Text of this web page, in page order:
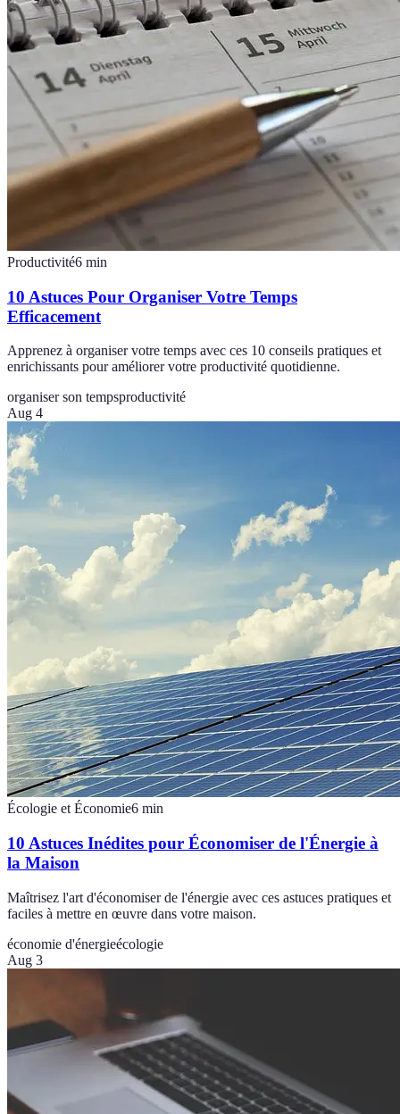
Productivité6 min
10 Astuces Pour Organiser Votre Temps
Efficacement
Apprenez à organiser votre temps avec ces 10 conseils pratiques et
enrichissants pour améliorer votre productivité quotidienne.
organiser son tempsproductivité
Aug 4
Écologie et Économie6 min
10 Astuces Inédites pour Économiser de l'Énergie à
la Maison
Maîtrisez l'art d'économiser de l'énergie avec ces astuces pratiques et
faciles à mettre en œuvre dans votre maison.
économie d'énergieécologie
Aug 3